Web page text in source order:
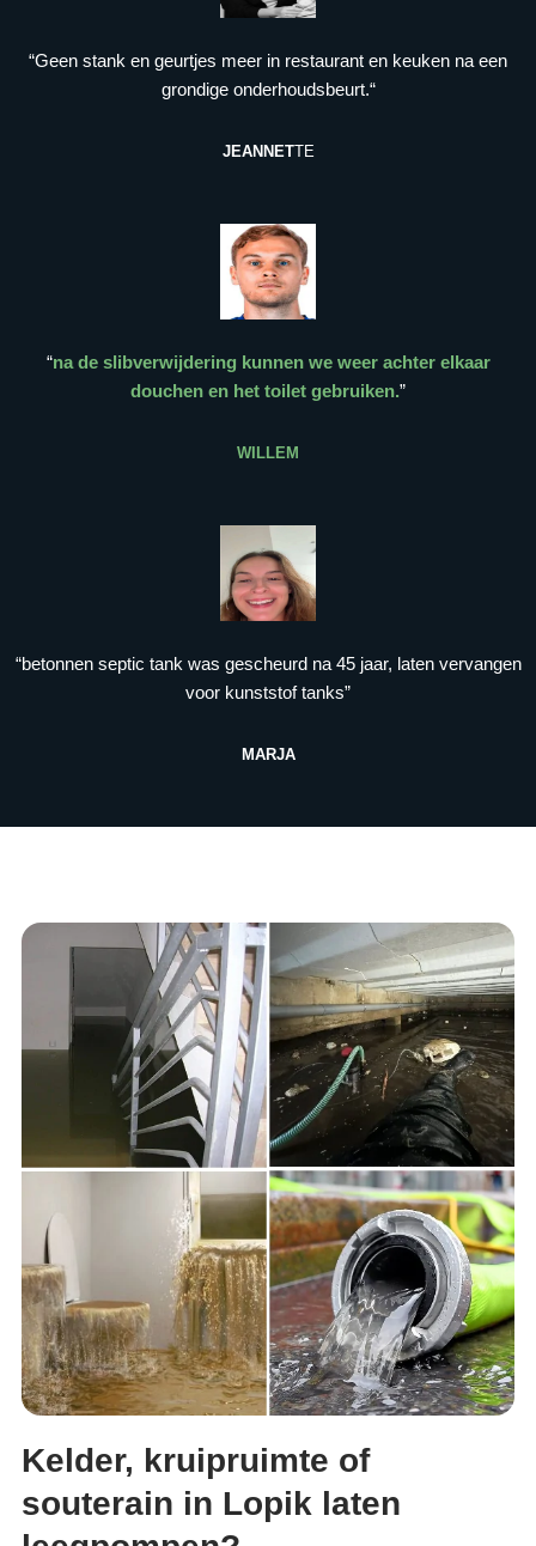
“Geen stank en geurtjes meer in restaurant en keuken na een
grondige onderhoudsbeurt.“
JEANNETTE
“na de slibverwijdering kunnen we weer achter elkaar
douchen en het toilet gebruiken.”
WILLEM
“betonnen septic tank was gescheurd na 45 jaar, laten vervangen
voor kunststof tanks”
MARJA
Kelder, kruipruimte of
souterain in Lopik laten